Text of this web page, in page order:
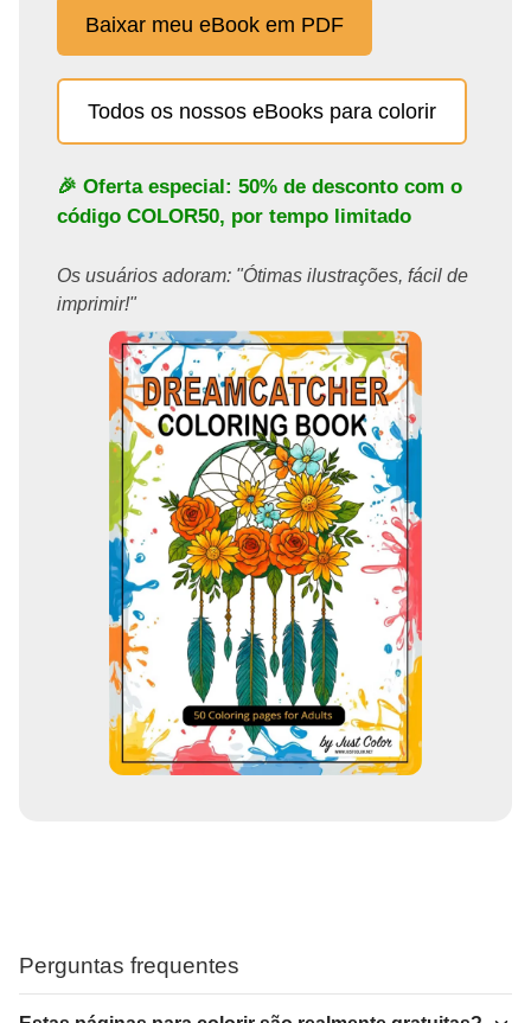
Baixar meu eBook em PDF
Todos os nossos eBooks para colorir
🎉 Oferta especial: 50% de desconto com o
código COLOR50, por tempo limitado
Os usuários adoram: "Ótimas ilustrações, fácil de
imprimir!"
Perguntas frequentes